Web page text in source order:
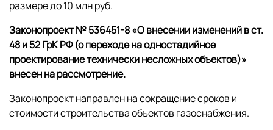
размере до 10 млн руб.
Законопроект № 536451-8 «О внесении изменений в ст.
48 и 52 ГрК РФ (о переходе на одностадийное
проектирование технически несложных объектов)»
внесен на рассмотрение.
Законопроект направлен на сокращение сроков и
стоимости строительства объектов газоснабжения.